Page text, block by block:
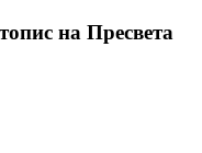
на Пресвета